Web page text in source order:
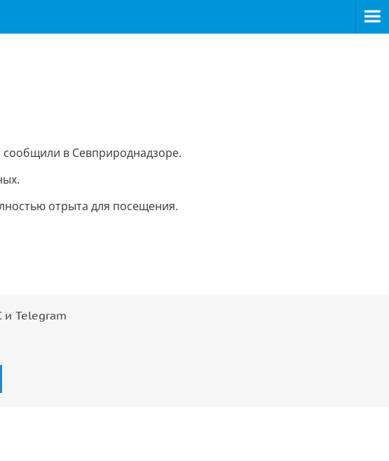
в Севприроднадзоре.
отрыта для посещения.
и Telegram